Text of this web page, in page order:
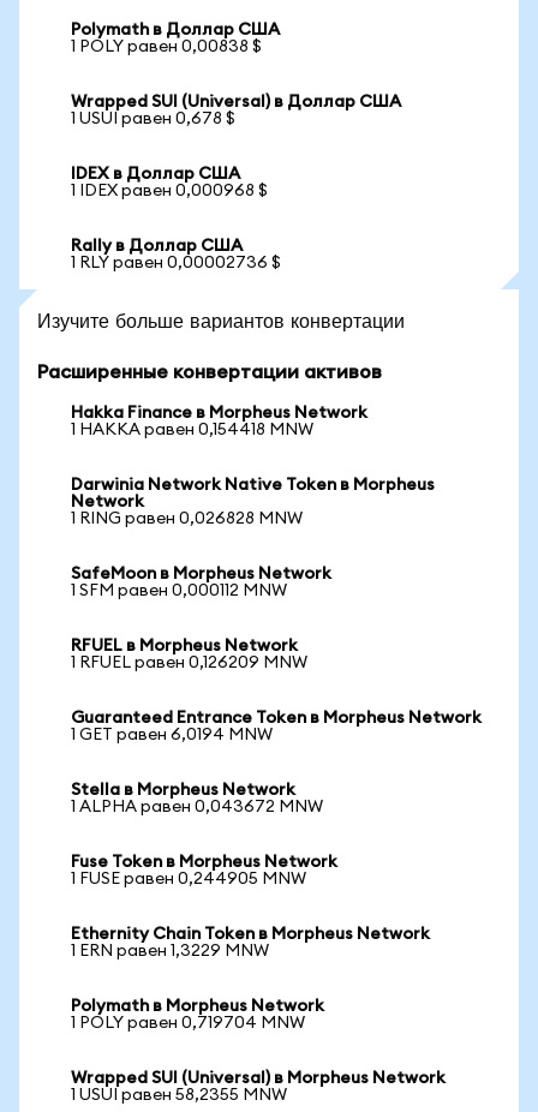
Polymath в Доллар США
1 POLY равен 0,00838 $
Wrapped SUI (Universal) в Доллар США
1 USUI равен 0,678 $
IDEX в Доллар США
1 IDEX равен 0,000968 $
Rally в Доллар США
1 RLY равен 0,00002736 $
Изучите больше вариантов конвертации
Расширенные конвертации активов
Hakka Finance в Morpheus Network
1 HAKKA равен 0,154418 MNW
Darwinia Network Native Token в Morpheus
Network
1 RING равен 0,026828 MNW
SafeMoon в Morpheus Network
1 SFM равен 0,000112 MNW
RFUEL в Morpheus Network
1 RFUEL равен 0,126209 MNW
Guaranteed Entrance Token в Morpheus Network
1 GET равен 6,0194 MNW
Stella в Morpheus Network
1 ALPHA равен 0,043672 MNW
Fuse Token в Morpheus Network
1 FUSE равен 0,244905 MNW
Ethernity Chain Token в Morpheus Network
1 ERN равен 1,3229 MNW
Polymath в Morpheus Network
1 POLY равен 0,719704 MNW
Wrapped SUI (Universal) в Morpheus Network
1 USUI равен 58,2355 MNW